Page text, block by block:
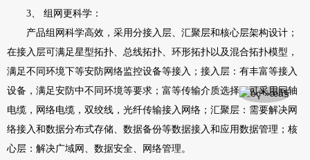
3、 组网更科学：
产品组网科学高效，采用分接入层、汇聚层和核心层架构设计；
在接入层可满足星型拓扑、总线拓扑、环形拓扑以及混合拓扑模型，
满足不同环境下等安防网络监控设备等接入；接入层：有丰富等接入
设备，满足安防中不同环境等要求；富等传输介质选择：可采用同轴
电缆，网络电缆，双绞线，光纤传输接入网络；汇聚层：需要解决网
络接入和数据分布式存储、数据备份等数据接入和应用数据管理；核
心层：解决广域网、数据安全、网络管理。